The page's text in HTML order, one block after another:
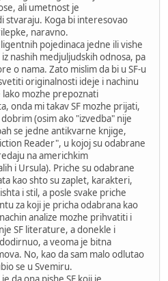
ali umetnost je
stvaraju. Koga bi interesovao
naravno.
pojedinaca jedne ili vishe
nashih medjuljudskih odnosa, pa
o nama. Zato mislim da bi u SF-u
originalnosti ideje i nachinu
mozhe prepoznati
onda mi takav SF mozhe prijati,
(osim ako "izvedba" nije
se jedne antikvarne knjige,
Reader", u kojoj su odabrane
na americhkim
i Ursula). Priche su odabrane
kao shto su zaplet, karakteri,
i stil, a posle svake priche
za koji je pricha odabrana kao
analize mozhe prihvatiti i
SF literature, a donekle i
a veoma je bitna
No, kao da sam malo odlutao
se u Svemiru.